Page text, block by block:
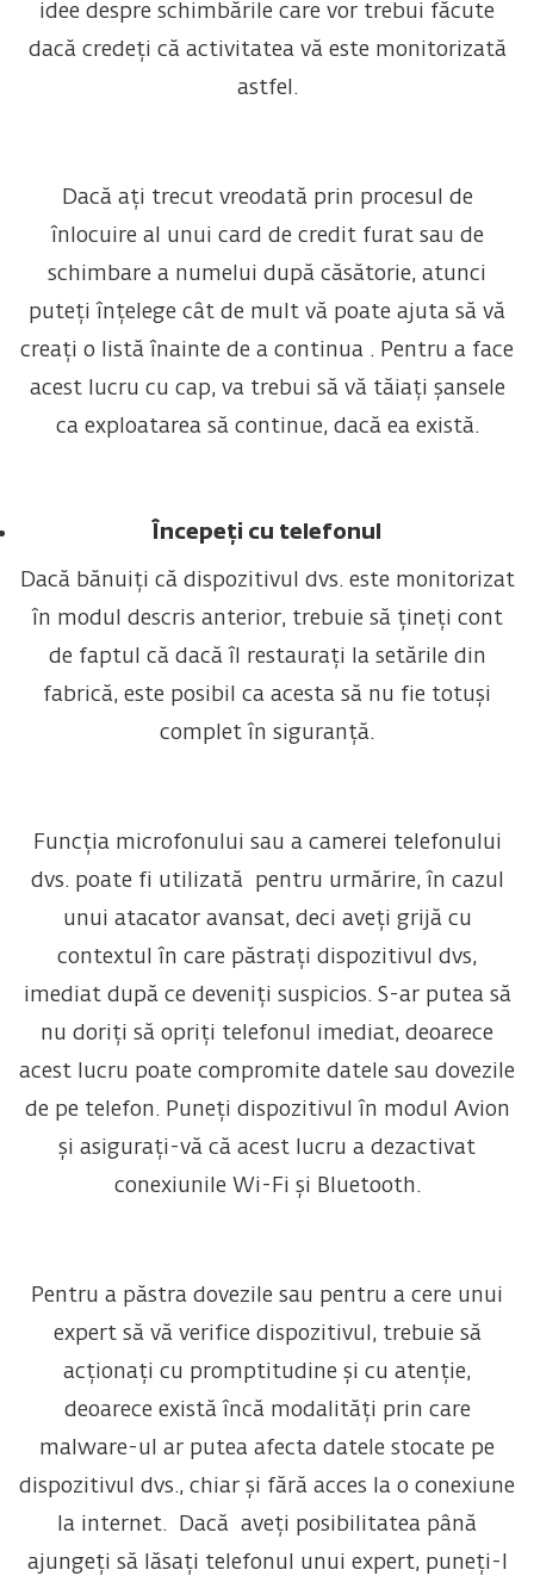
idee despre schimbările care vor trebui făcute
dacă credeți că activitatea vă este monitorizată
astfel.
Dacă ați trecut vreodată prin procesul de
înlocuire al unui card de credit furat sau de
schimbare a numelui după căsătorie, atunci
puteți înțelege cât de mult vă poate ajuta să vă
creați o listă înainte de a continua . Pentru a face
acest lucru cu cap, va trebui să vă tăiați șansele
ca exploatarea să continue, dacă ea există.
Începeți cu telefonul
Dacă bănuiți că dispozitivul dvs. este monitorizat
în modul descris anterior, trebuie să țineți cont
de faptul că dacă îl restaurați la setările din
fabrică, este posibil ca acesta să nu fie totuși
complet în siguranță.
Funcția microfonului sau a camerei telefonului
dvs. poate fi utilizată pentru urmărire, în cazul
unui atacator avansat, deci aveți grijă cu
contextul în care păstrați dispozitivul dvs,
imediat după ce deveniți suspicios. S-ar putea să
nu doriți să opriți telefonul imediat, deoarece
acest lucru poate compromite datele sau dovezile
de pe telefon. Puneți dispozitivul în modul Avion
și asigurați-vă că acest lucru a dezactivat
conexiunile Wi-Fi și Bluetooth.
Pentru a păstra dovezile sau pentru a cere unui
expert să vă verifice dispozitivul, trebuie să
acționați cu promptitudine și cu atenție,
deoarece există încă modalități prin care
malware-ul ar putea afecta datele stocate pe
dispozitivul dvs., chiar și fără acces la o conexiune
la internet. Dacă aveți posibilitatea până
ajungeți să lăsați telefonul unui expert, puneți-l